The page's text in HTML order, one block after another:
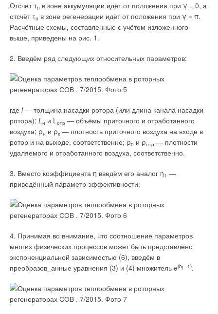
Отсчёт τn в зоне аккумуляции идёт от положения при γ = 0, а
отсчёт τn в зоне регенерации идёт от положения при γ = π.
Расчётные схемы, составленные с учётом изложенного
выше, приведены на рис. 1.
2. Введём ряд следующих относительных параметров:
где l— толщина насадки ротора (или длина канала насадки
ротора); Lн и Lотр — объёмы приточного и отработанного
воздуха; ρн и ρк — плотность приточного воздуха на входе в
ротор и на выходе, соответственно; ρ0 и ρотр — плотности
удаляемого и отработанного воздуха, соответственно.
3. Вместо коэффициента η введём его аналог η1 —
приведённый параметр эффективности:
4. Принимая во внимание, что соотношение параметров
многих физических процессов может быть представлено
экспоненциальной зависимостью (6), введём в
преобразов_анные уравнения (3) и (4) множитель e(bi - 1).
с различными схемами 6-7-9 лопаток. В комплекте с
колёсами производятся втулки и входные коллектора, без
которых невозможно получить правильную аэродинамику.
Компании «Воздухотехника», «Ровен» и «Лиссант» частично
формования деталей для колёс, но выпускают крайне малое
количество в устаревших схемах ВР80-75. Роботизированную
сварку колёс использует «ВЕЗА» и «Селябик». Каждый
размер колеса требует изготовления или закупки
специальной оснастки для ротационного выдавливания, на
что уходят многие годы, поэтому в настоящее время полный
ряд габаритов колёс 250-1250 мм со стабильным качеством
может выпускать только компании «ВЕЗА» и «Селябик».
Подводя итог можно сказать, что выбор
вентиляторов с 2008 года значительно вырос,
и уровень локализации может достигать 100 %
при высоком качестве. Главное условие для
разумного выбора вентилятора, кроме низкой
цены, — наличие у производителя реальной
информации об используемых комплектующих
или наличие собственной технологии
производства рабочих колёс